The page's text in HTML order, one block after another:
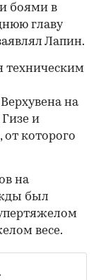
боями в
главу
Лапин.
техническим
на
и
которого
на
был
весе.
.